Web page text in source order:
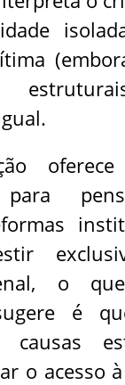
para
o
é
causas
o acesso